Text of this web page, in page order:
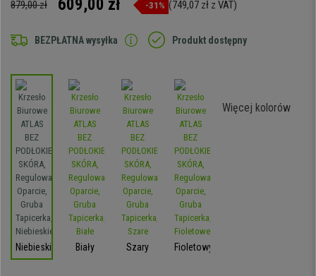
879,00 zł 609,00 zł -31% (749,07 zł z VAT)
BEZPŁATNA wysyłka Produkt dostępny
Niebieski Biały Szary Fioletowy
Więcej kolorów